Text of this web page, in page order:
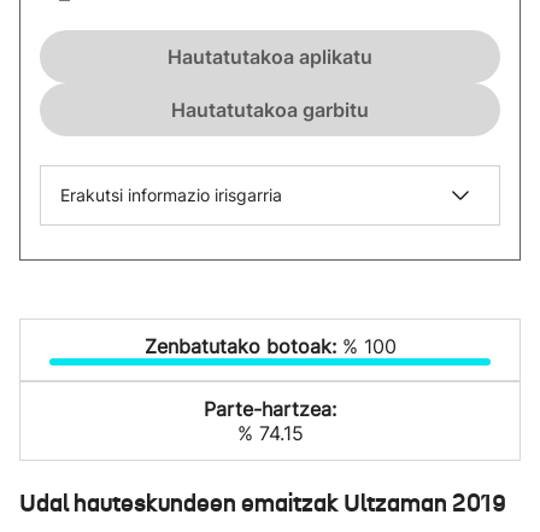
Hautatutakoa aplikatu
Hautatutakoa garbitu
Erakutsi informazio irisgarria
Zenbatutako botoak: % 100
Parte-hartzea:
% 74.15
Udal hauteskundeen emaitzak Ultzaman 2019